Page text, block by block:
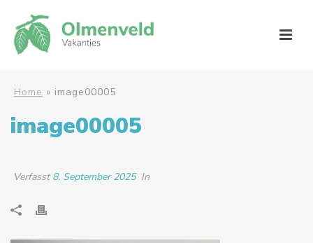
Home » image00005
image00005
Verfasst 8. September 2025 In